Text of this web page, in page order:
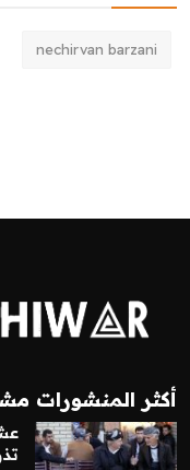
nechirvan barzani
أكثر المنشورات